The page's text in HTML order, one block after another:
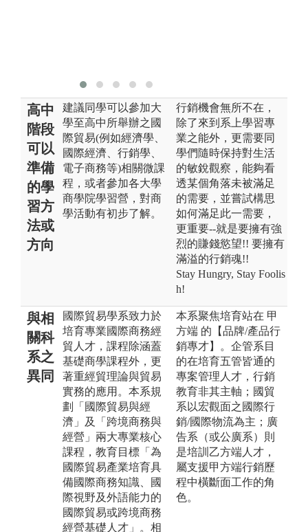
高中
階段
可以
準備
的學
習方
法或
方向
建議同學可以參加大
學至高中所舉辦之國
際貿易(例如經濟學、
國際經濟、行銷學、
電子商務等)相關微課
程，或者參加各大學
商學院學習營，對商
學活動有初步了解。
行銷機會無所不在，
除了來到系上學習專
業之能外，更需要同
學們隨時保持對生活
的敏銳觀察，能夠看
透某個角落未被滿足
的需要，並嘗試構思
如何滿足此一需要，
更重要--就是要擁有強
烈的賺錢慾望!! 要擁有
滿溢的行銷魂!!
Stay Hungry, Stay Foolis
h!
與相
關科
系之
異同
國際貿易學系致力於
培育專業國際商務經
貿人才，課程除涵蓋
基礎商學課程外，更
著重經貿理論與貿易
實務的應用。本系規
劃「國際貿易與經
濟」及「跨境商務與
經營」兩大專業核心
課程，教育目標「為
國際貿易產業培育具
備國際商務知識、國
際視野及外語能力的
國際貿易或跨境商務
經營基礎人才」。相
本系聚焦培育站在 甲
方端 的【品牌/產品行
銷專才】。企管系目
的在培育五管皆通的
專案管理人才，行銷
教育非其主軸；國貿
系以宏觀面之國際行
銷/國際物流為主；廣
告系（或公廣系）則
是培訓乙方端人才，
屬支援甲方端行銷歷
程中橫斷面工作的角
色。